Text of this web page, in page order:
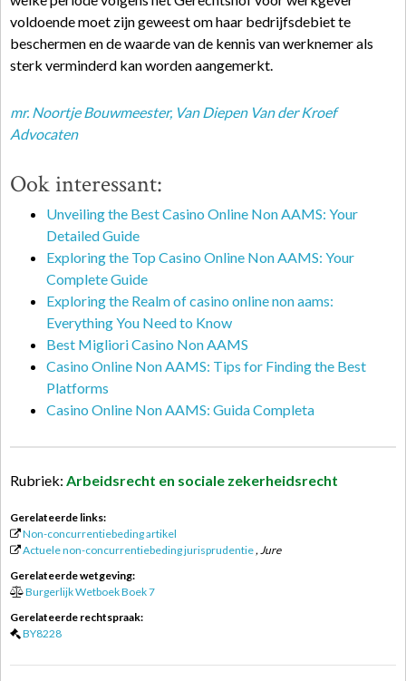
voldoende moet zijn geweest om haar bedrijfsdebiet te
beschermen en de waarde van de kennis van werknemer als
sterk verminderd kan worden aangemerkt.
mr. Noortje Bouwmeester, Van Diepen Van der Kroef
Advocaten
Ook interessant:
Unveiling the Best Casino Online Non AAMS: Your
Detailed Guide
Exploring the Top Casino Online Non AAMS: Your
Complete Guide
Exploring the Realm of casino online non aams:
Everything You Need to Know
Best Migliori Casino Non AAMS
Casino Online Non AAMS: Tips for Finding the Best
Platforms
Casino Online Non AAMS: Guida Completa
Rubriek: Arbeidsrecht en sociale zekerheidsrecht
Gerelateerde links:
Non-concurrentiebeding artikel
Actuele non-concurrentiebeding jurisprudentie, Jure
Gerelateerde wetgeving:
Burgerlijk Wetboek Boek 7
Gerelateerde rechtspraak:
BY8228